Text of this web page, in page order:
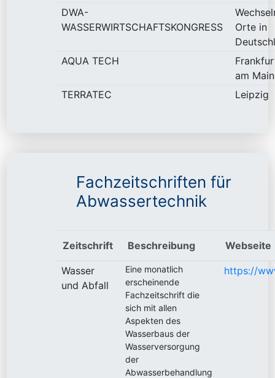
DWA-
WASSERWIRTSCHAFTSKONGRESS
Orte in
AQUA TECH
am Main
TERRATEC
Leipzig
Fachzeitschriften für
Abwassertechnik
Zeitschrift Beschreibung Webseite
Wasser
und Abfall
Eine monatlich
erscheinende
Fachzeitschrift die
sich mit allen
Aspekten des
Wasserbaus der
Wasserversorgung
der
Abwasserbehandlung
https://